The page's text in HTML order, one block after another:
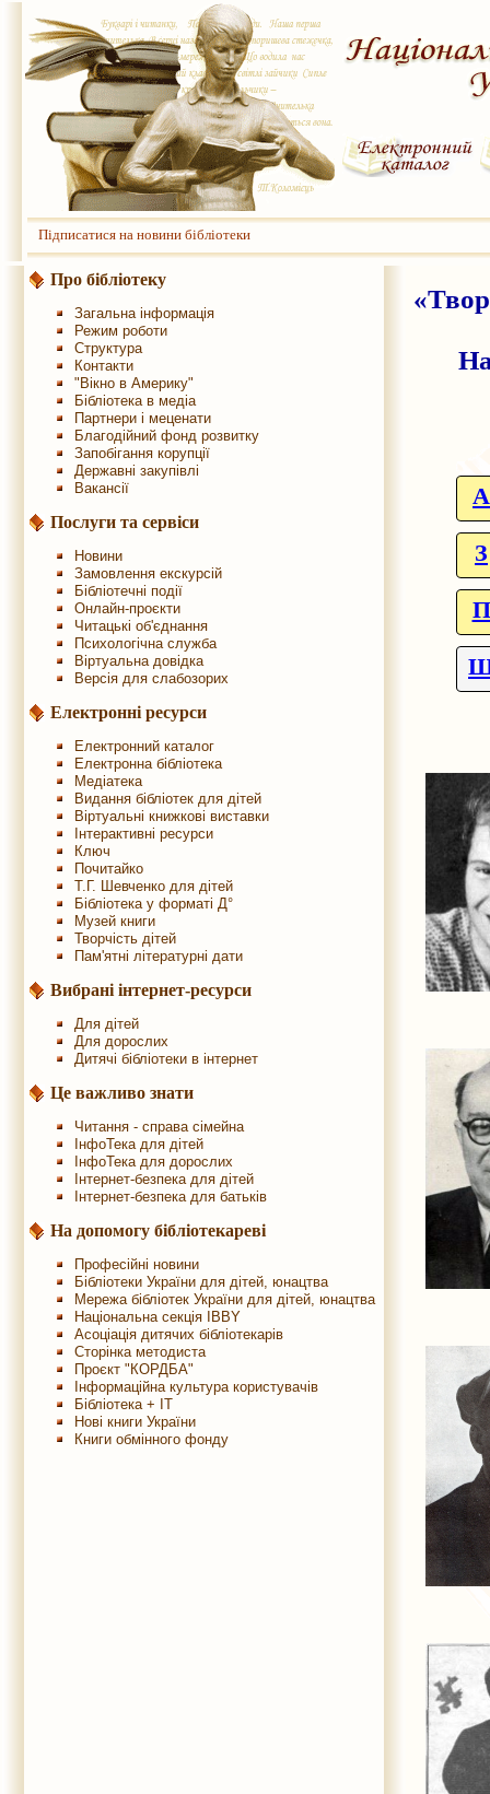
Підписатися на новини бібліотеки
Про бібліотеку
Загальна інформація
Режим роботи
Структура
Контакти
"Вікно в Америку"
Бібліотека в медіа
Партнери і меценати
Благодійний фонд розвитку
Запобігання корупції
Державні закупівлі
Вакансії
Послуги та сервіси
Новини
Замовлення екскурсій
Бібліотечні події
Онлайн-проєкти
Читацькі об'єднання
Психологічна служба
Віртуальна довідка
Версія для слабозорих
Електронні ресурси
Електронний каталог
Електронна бібліотека
Медіатека
Видання бібліотек для дітей
Віртуальні книжкові виставки
Інтерактивні ресурси
Ключ
Почитайко
Т.Г. Шевченко для дітей
Бібліотека у форматі Д°
Музей книги
Творчість дітей
Пам'ятні літературні дати
Вибрані інтернет-ресурси
Для дітей
Для дорослих
Дитячі бібліотеки в інтернет
Це важливо знати
Читання - справа сімейна
ІнфоТека для дітей
ІнфоТека для дорослих
Інтернет-безпека для дітей
Інтернет-безпека для батьків
На допомогу бібліотекареві
Професійні новини
Бібліотеки України для дітей, юнацтва
Мережа бібліотек України для дітей, юнацтва
Національна секція IBBY
Асоціація дитячих бібліотекарів
Сторінка методиста
Проєкт "КОРДБА"
Інформаційна культура користувачів
Бібліотека + IT
Нові книги України
Книги обмінного фонду
A
З
П